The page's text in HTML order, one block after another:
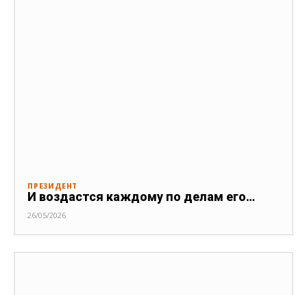
ПРЕЗИДЕНТ
И воздастся каждому по делам его…
26/05/2026